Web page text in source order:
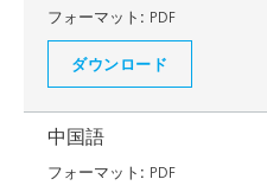
フォーマット: PDF
ダウンロード
中国語
フォーマット: PDF